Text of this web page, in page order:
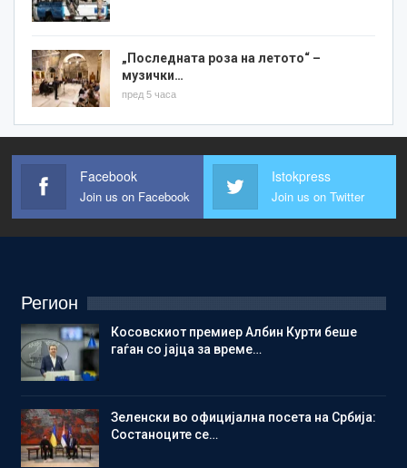
„Последната роза на летото“ –
музички…
пред 5 часа
Facebook
Join us on Facebook
Istokpress
Join us on Twitter
Регион
Косовскиот премиер Албин Курти беше
гаѓан со јајца за време…
Зеленски во официјална посета на Србија:
Состаноците се…